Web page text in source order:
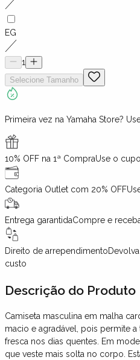
EG
1
Selecione Tamanho
Primeira vez na Yamaha Store?
10% OFF na 1ª CompraUse o
Categoria Outlet com 20% OFF
Entrega garantidaCompre e
Direito de arrependimento
custo
Descrição do Produto
Camiseta masculina em malha
macio e agradável, pois permite
fresca nos dias quentes. Em
que veste mais solta no corpo.